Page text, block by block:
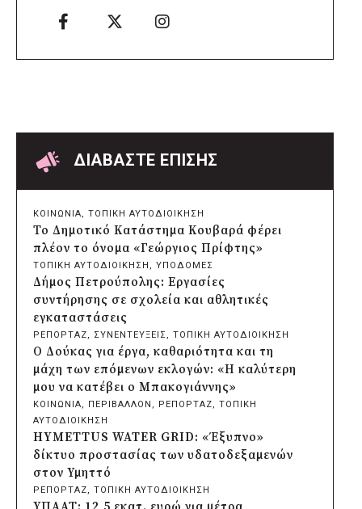
Δήμος Ελληνικού – Αργυρούπολης για το
Seoul Smart City Prize 2026
δίκτυο ηλεκτροφωτισμού
πριν από 16 ώρες
Δήμος Πατρέων: Αντικατάσταση
φωτιστικών μετά τη λεηλασία στο έλος
της Αγυιάς
πριν από 17 ώρες
Δήμος Σαρωνικού: Βανδάλισαν το
εκκλησάκι της Μεταμόρφωσης του
Σωτήρος
πριν από 17 ώρες
Περιφέρεια Αττικής: Έξι συμπεράσματα
για την ψηφιακή μετάβαση των
επιχειρήσεων
πριν από 17 ώρες
Δήμος Σαρωνικού και ΑΡΧΕΛΩΝ
ενημερώνουν τους λουόμενους για τη
συνύπαρξη με τις θαλάσσιες χελώνες
πριν από 18 ώρες
Δήμος Κυθήρων: Απαγόρευση πρόσβασης
στην παραλία Λυκοδήμου για λόγους
ασφαλείας
ΔΙΑΒΑΣΤΕ ΕΠΙΣΗΣ
ΚΟΙΝΩΝΙΑ, ΤΟΠΙΚΗ ΑΥΤΟΔΙΟΙΚΗΣΗ
Το Δημοτικό Κατάστημα Κουβαρά φέρει
πλέον το όνομα «Γεώργιος Πρίφτης»
ΤΟΠΙΚΗ ΑΥΤΟΔΙΟΙΚΗΣΗ , ΥΠΟΔΟΜΕΣ
Δήμος Πετρούπολης: Εργασίες
συντήρησης σε σχολεία και αθλητικές
εγκαταστάσεις
ΡΕΠΟΡΤΑΖ, ΣΥΝΕΝΤΕΥΞΕΙΣ, ΤΟΠΙΚΗ ΑΥΤΟΔΙΟΙΚΗΣΗ
Ο Δούκας για έργα, καθαριότητα και τη
μάχη των επόμενων εκλογών: «Η καλύτερη
μου να κατέβει ο Μπακογιάννης»
ΚΟΙΝΩΝΙΑ, ΠΕΡΙΒΑΛΛΟΝ , ΡΕΠΟΡΤΑΖ, ΤΟΠΙΚΗ
ΑΥΤΟΔΙΟΙΚΗΣΗ
HYMETTUS WATER GRID: «Έξυπνο»
δίκτυο προστασίας των υδατοδεξαμενών
στον Υμηττό
ΡΕΠΟΡΤΑΖ, ΤΟΠΙΚΗ ΑΥΤΟΔΙΟΙΚΗΣΗ